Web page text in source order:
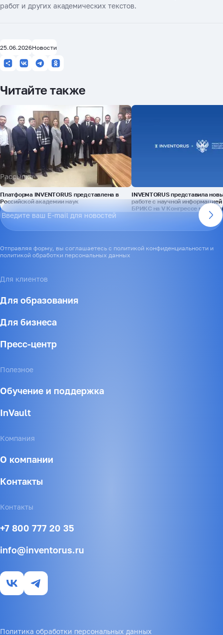
работ и других академических текстов.
25.06.2026Новости
Читайте также
Платформа INVENTORUS представлена в
Российской академии наук
INVENTORUS представила
работе с научной информацией
БРИКС на V Конгрессе
Для клиентов
Для образования
Для бизнеса
Пресс-центр
Полезное
Обучение и поддержка
InVault
Компания
О компании
Контакты
Контакты
+7 800 777 20 35
info@inventorus.ru
Рассылка
Отправляя форму, вы соглашаетесь с политикой конфиденциальности и
политикой обработки персональных данных
Политика обработки персональных данных